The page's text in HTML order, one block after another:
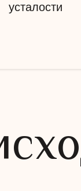
усталости